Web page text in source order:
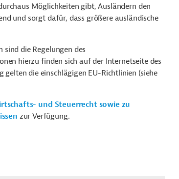
Möglichkeiten gibt, Ausländern den
und sorgt dafür, dass größere ausländische
die Regelungen des
hierzu finden sich auf der Internetseite des
gelten die einschlägigen EU-Richtlinien (siehe
und Steuerrecht sowie zu
zur Verfügung.